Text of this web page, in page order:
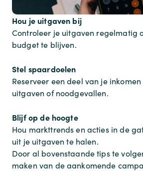
Hou je uitgaven bij
Controleer je uitgaven regelmatig
budget te blijven.
Stel spaardoelen
Reserveer een deel van je
uitgaven of noodgevallen.
Blijf op de hoogte
Hou markttrends en acties in de
uit je uitgaven te halen.
Door al bovenstaande tips te
maken van de aankomende